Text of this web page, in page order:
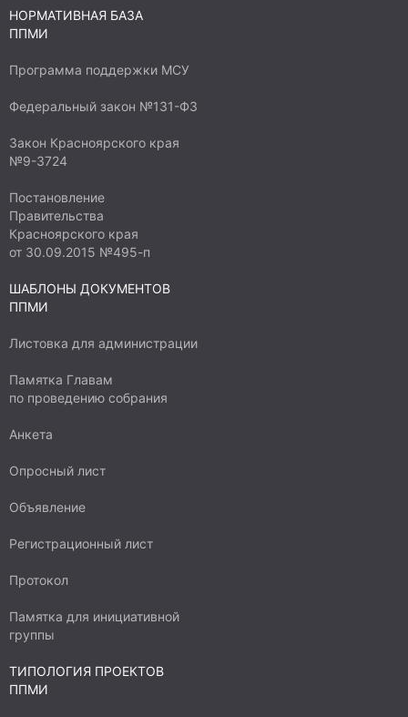
НОРМАТИВНАЯ БАЗА
ППМИ
Программа поддержки МСУ
Федеральный закон №131-ФЗ
Закон Красноярского края
№9-3724
Постановление
Правительства
Красноярского края
от 30.09.2015 №495-п
ШАБЛОНЫ ДОКУМЕНТОВ
ППМИ
Листовка для администрации
Памятка Главам
по проведению собрания
Анкета
Опросный лист
Объявление
Регистрационный лист
Протокол
Памятка для инициативной
группы
ТИПОЛОГИЯ ПРОЕКТОВ
ППМИ